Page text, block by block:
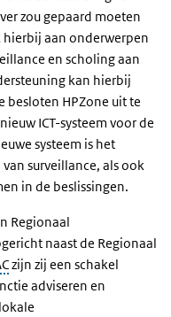
zou gepaard moeten
aan onderwerpen
en scholing aan
kan hierbij
besloten HPZone uit te
ICT-systeem voor de
systeem is het
surveillance, als ook
in de beslissingen.
Regionaal
naast de Regionaal
zijn zij een schakel
adviseren en